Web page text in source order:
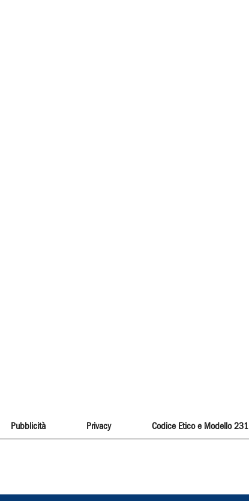
Pubblicità Privacy Codice Etico e Modello 231